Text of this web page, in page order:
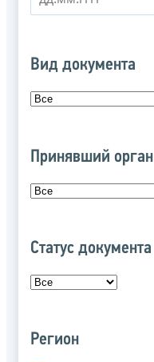
Вид документа
Принявший орган
Статус документа
Регион